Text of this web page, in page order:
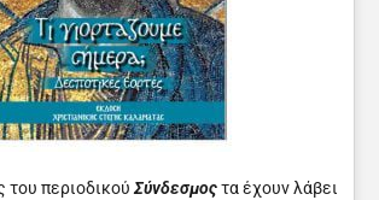
του περιοδικούΣύνδεσμος τα έχουν λάβει